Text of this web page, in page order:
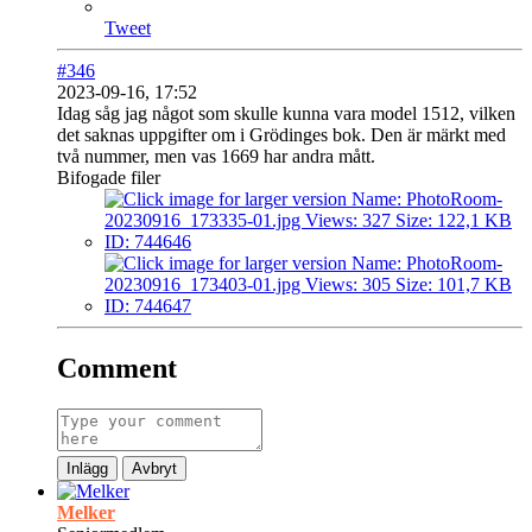
Tweet
#346
2023-09-16, 17:52
Idag såg jag något som skulle kunna vara model 1512, vilken
det saknas uppgifter om i Grödinges bok. Den är märkt med
två nummer, men vas 1669 har andra mått.
Bifogade filer
Comment
Inlägg Avbryt
Melker